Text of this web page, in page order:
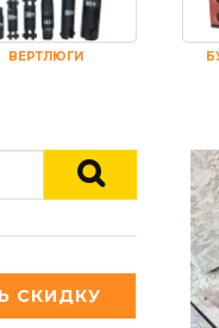
ВЕРТЛЮГИ
СКИДКУ